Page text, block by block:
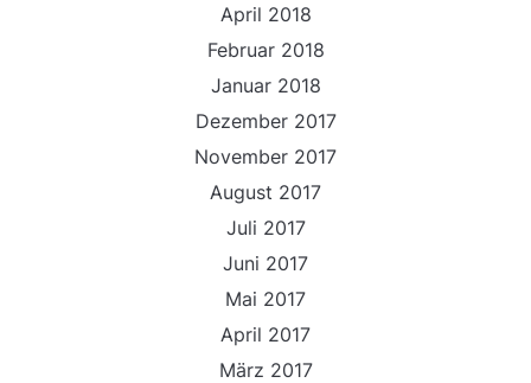
April 2018
Februar 2018
Januar 2018
Dezember 2017
November 2017
August 2017
Juli 2017
Juni 2017
Mai 2017
April 2017
März 2017